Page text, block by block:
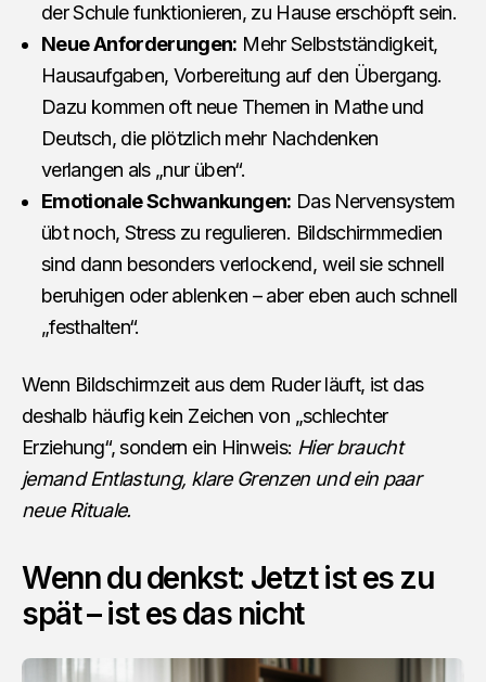
der Schule funktionieren, zu Hause erschöpft sein.
Neue Anforderungen: Mehr Selbstständigkeit,
Hausaufgaben, Vorbereitung auf den Übergang.
Dazu kommen oft neue Themen in Mathe und
Deutsch, die plötzlich mehr Nachdenken
verlangen als „nur üben“.
Emotionale Schwankungen: Das Nervensystem
übt noch, Stress zu regulieren. Bildschirmmedien
sind dann besonders verlockend, weil sie schnell
beruhigen oder ablenken – aber eben auch schnell
„festhalten“.
Wenn Bildschirmzeit aus dem Ruder läuft, ist das
deshalb häufig kein Zeichen von „schlechter
Erziehung“, sondern ein Hinweis: Hier braucht
jemand Entlastung, klare Grenzen und ein paar
neue Rituale.
Wenn du denkst: Jetzt ist es zu
spät – ist es das nicht